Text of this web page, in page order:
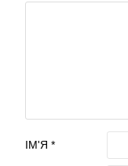
ІМ'Я *